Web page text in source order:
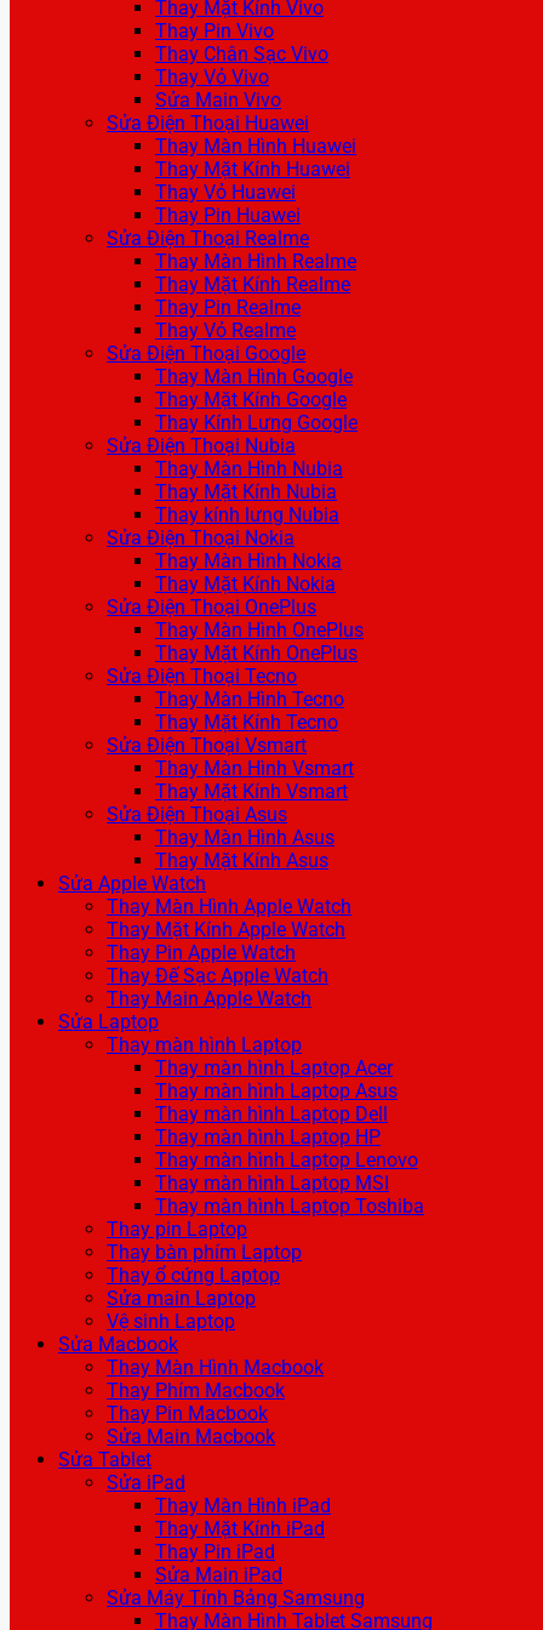
Thay Mặt Kính Vivo
Thay Pin Vivo
Thay Chân Sạc Vivo
Thay Vỏ Vivo
Sửa Main Vivo
Sửa Điện Thoại Huawei
Thay Màn Hình Huawei
Thay Mặt Kính Huawei
Thay Vỏ Huawei
Thay Pin Huawei
Sửa Điện Thoại Realme
Thay Màn Hình Realme
Thay Mặt Kính Realme
Thay Pin Realme
Thay Vỏ Realme
Sửa Điện Thoại Google
Thay Màn Hình Google
Thay Mặt Kính Google
Thay Kính Lưng Google
Sửa Điện Thoại Nubia
Thay Màn Hình Nubia
Thay Mặt Kính Nubia
Thay kính lưng Nubia
Sửa Điện Thoại Nokia
Thay Màn Hình Nokia
Thay Mặt Kính Nokia
Sửa Điện Thoại OnePlus
Thay Màn Hình OnePlus
Thay Mặt Kính OnePlus
Sửa Điện Thoại Tecno
Thay Màn Hình Tecno
Thay Mặt Kính Tecno
Sửa Điện Thoại Vsmart
Thay Màn Hình Vsmart
Thay Mặt Kính Vsmart
Sửa Điện Thoại Asus
Thay Màn Hình Asus
Thay Mặt Kính Asus
Sửa Apple Watch
Thay Màn Hình Apple Watch
Thay Mặt Kính Apple Watch
Thay Pin Apple Watch
Thay Đế Sạc Apple Watch
Thay Main Apple Watch
Sửa Laptop
Thay màn hình Laptop
Thay màn hình Laptop Acer
Thay màn hình Laptop Asus
Thay màn hình Laptop Dell
Thay màn hình Laptop HP
Thay màn hình Laptop Lenovo
Thay màn hình Laptop MSI
Thay màn hình Laptop Toshiba
Thay pin Laptop
Thay bàn phím Laptop
Thay ổ cứng Laptop
Sửa main Laptop
Vệ sinh Laptop
Sửa Macbook
Thay Màn Hình Macbook
Thay Phím Macbook
Thay Pin Macbook
Sửa Main Macbook
Sửa Tablet
Sửa iPad
Thay Màn Hình iPad
Thay Mặt Kính iPad
Thay Pin iPad
Sửa Main iPad
Sửa Máy Tính Bảng Samsung
Thay Màn Hình Tablet Samsung